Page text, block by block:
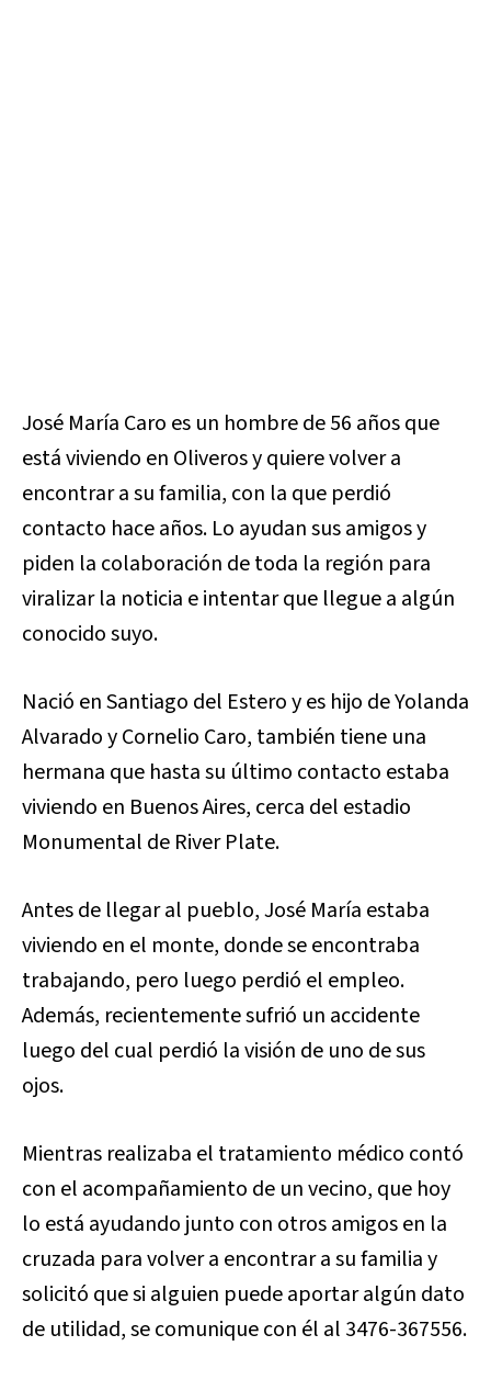
José María Caro es un hombre de 56 años que
está viviendo en Oliveros y quiere volver a
encontrar a su familia, con la que perdió
contacto hace años. Lo ayudan sus amigos y
piden la colaboración de toda la región para
viralizar la noticia e intentar que llegue a algún
conocido suyo.
Nació en Santiago del Estero y es hijo de Yolanda
Alvarado y Cornelio Caro, también tiene una
hermana que hasta su último contacto estaba
viviendo en Buenos Aires, cerca del estadio
Monumental de River Plate.
Antes de llegar al pueblo, José María estaba
viviendo en el monte, donde se encontraba
trabajando, pero luego perdió el empleo.
Además, recientemente sufrió un accidente
luego del cual perdió la visión de uno de sus
ojos.
Mientras realizaba el tratamiento médico contó
con el acompañamiento de un vecino, que hoy
lo está ayudando junto con otros amigos en la
cruzada para volver a encontrar a su familia y
solicitó que si alguien puede aportar algún dato
de utilidad, se comunique con él al 3476-367556.